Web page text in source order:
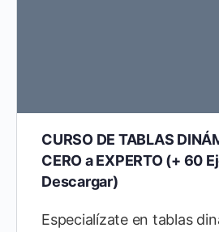
CURSO DE TABLAS
CERO a EXPERTO (+ 60
Descargar)
Especialízate en tablas